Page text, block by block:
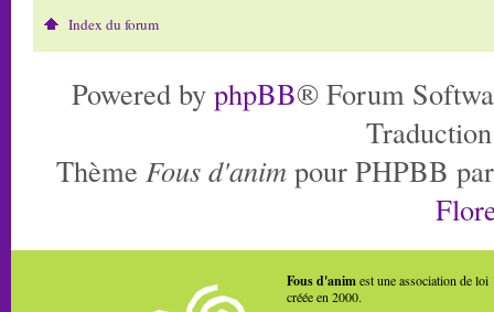
Index du forum
Powered by phpBB® Forum
Thème Fous d'anim pour PHPBB
Fous d'animest une association de loi
créée en 2000.